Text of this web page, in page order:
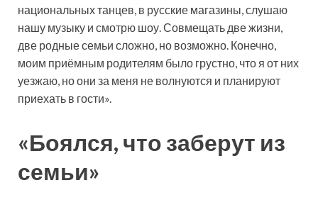
национальных танцев, в русские магазины, слушаю
нашу музыку и смотрю шоу. Совмещать две жизни,
две родные семьи сложно, но возможно. Конечно,
моим приёмным родителям было грустно, что я от них
уезжаю, но они за меня не волнуются и планируют
приехать в гости».
«Боялся, что заберут из
семьи»